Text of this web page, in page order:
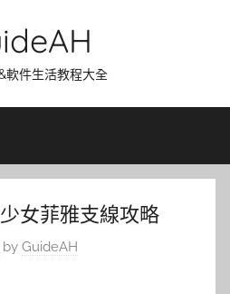
軟件生活教程大全
女菲雅支線攻略
by GuideAH